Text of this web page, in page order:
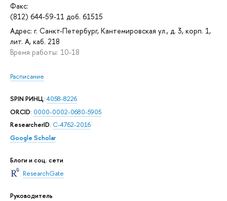
Факс:
(812) 644-59-11 доб. 61515
Адрес: г. Санкт-Петербург, Кантемировская ул., д. 3, корп. 1,
лит. А, каб. 218
Время работы: 10-18
Расписание
SPIN РИНЦ:4058-8226
ORCID: 0000-0002-0680-5905
ResearcherID: C-4762-2016
Google Scholar
Блоги и соц. сети
ResearchGate
Руководитель